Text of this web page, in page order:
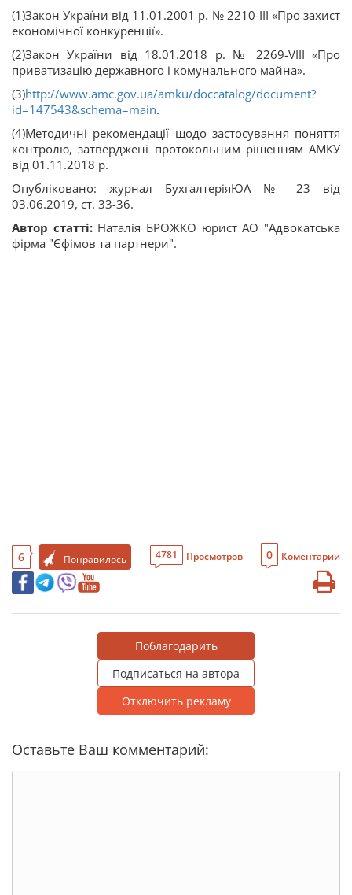
(1)Закон України від 11.01.2001 р. № 2210-III «Про захист
економічної конкуренції».
(2)Закон України від 18.01.2018 р. № 2269-VIII «Про
приватизацію державного і комунального майна».
(3)http://www.amc.gov.ua/amku/doccatalog/document?
id=147543&schema=main.
(4)Методичні рекомендації щодо застосування поняття
контролю, затверджені протокольним рішенням АМКУ
від 01.11.2018 р.
Опубліковано: журнал БухгалтеріяЮА № 23 від
03.06.2019, ст. 33-36.
Автор статті:Наталія БРОЖКО юрист АО "Адвокатська
фірма "Єфімов та партнери".
6 Понравилось 4781 Просмотров 0 Коментарии
Поблагодарить
Подписаться на автора
Отключить рекламу
Оставьте Ваш комментарий: